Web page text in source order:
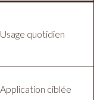
Usage quotidien
Application ciblée